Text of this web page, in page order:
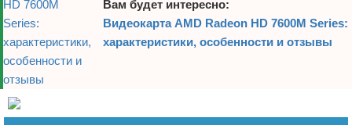
Вам будет интересно:
Видеокарта AMD Radeon HD 7600M Series:
характеристики, особенности и отзывы